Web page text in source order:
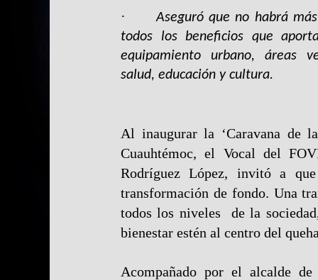
· Aseguró que no habrá
todos los beneficios que
equipamiento urbano, áreas
salud, educación y cultura.
Al inaugurar la ‘Caravana de
Cuauhtémoc, el Vocal del
Rodríguez López, invitó a
transformación de fondo. Una
todos los niveles de la
bienestar estén al centro del
Acompañado por el alcalde de